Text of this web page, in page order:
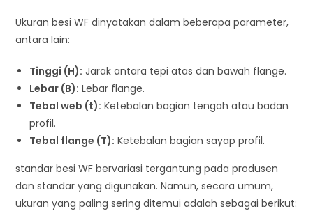
Ukuran besi WF dinyatakan dalam beberapa parameter,
antara lain:
Tinggi (H): Jarak antara tepi atas dan bawah flange.
Lebar (B): Lebar flange.
Tebal web (t): Ketebalan bagian tengah atau badan
profil.
Tebal flange (T): Ketebalan bagian sayap profil.
standar besi WF bervariasi tergantung pada produsen
dan standar yang digunakan. Namun, secara umum,
ukuran yang paling sering ditemui adalah sebagai berikut: